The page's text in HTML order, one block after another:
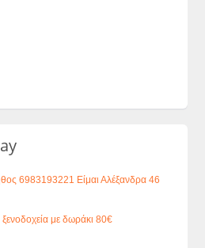
6983193221 Είμαι Αλέξανδρα 46
ξενοδοχεία με δωράκι 80€